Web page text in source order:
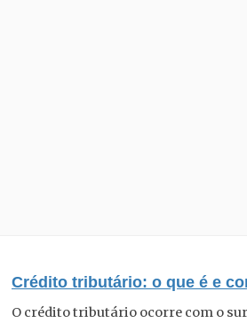
Crédito tributário: o que é e
O crédito tributário ocorre com o